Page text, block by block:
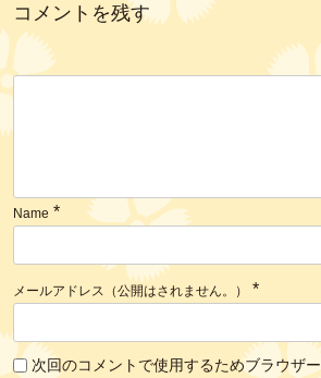
コメントを残す
Name *
メールアドレス（公開はされません。） *
次回のコメントで使用するためブラウザ